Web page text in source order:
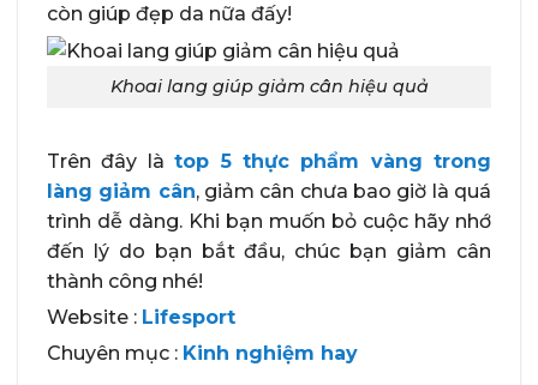
còn giúp đẹp da nữa đấy!
Khoai lang giúp giảm cân hiệu quả
Trên đây làtop 5 thực phẩm vàng trong
làng giảm cân, giảm cân chưa bao giờ là quá
trình dễ dàng. Khi bạn muốn bỏ cuộc hãy nhớ
đến lý do bạn bắt đầu, chúc bạn giảm cân
thành công nhé!
Website : Lifesport
Chuyên mục : Kinh nghiệm hay